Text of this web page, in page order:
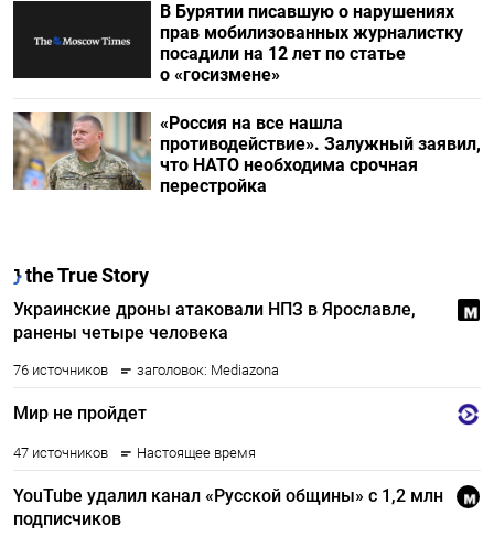
В Бурятии писавшую о нарушениях
прав мобилизованных журналистку
посадили на 12 лет по статье
о «госизмене»
«Россия на все нашла
противодействие». Залужный заявил,
что НАТО необходима срочная
перестройка